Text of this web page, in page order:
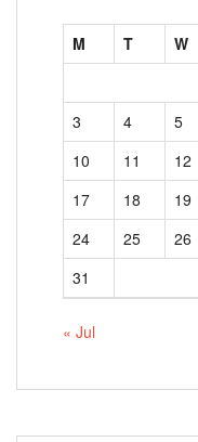
M
T W
3
4 5
10
11 12
17
18 19
24
25 26
31
« Jul